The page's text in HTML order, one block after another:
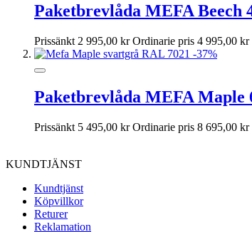
Paketbrevlåda MEFA Beech
Prissänkt 2 995,00 kr Ordinarie pris 4 995,00 kr
-37%
Paketbrevlåda MEFA Maple
Prissänkt 5 495,00 kr Ordinarie pris 8 695,00 kr
KUNDTJÄNST
Kundtjänst
Köpvillkor
Returer
Reklamation